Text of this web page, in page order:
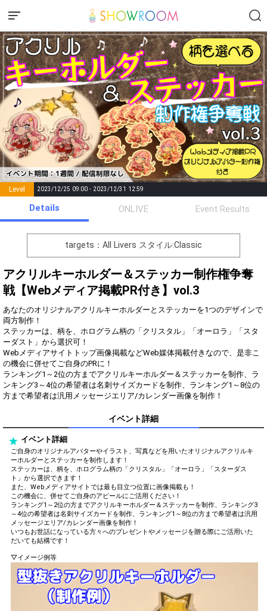
Level 2023/12/25 09:00 - 2023/12/31 12:59
Points List of Goal
number of
positions
Rema
0 Event Begins!
オリジナルアバター制作権獲
得！
Gifting
Throw gifts to the stage and join
the live performance.
First, try throwing free Stars
(once a day)! You can also charge
Show Gold to purchase gifts
(available from 1 JPY)! When you
continue to send gifts to the
performer(s), the performer's
popularity ranking and your
To cheer on performers, you can
To send performers paid items,
you must use Show Gold.
Comments
refrain from posting comments
other users.
Close
Details ONLIVE Event Results
targets：All Livers スタイル:Classic
アクリルキーホルダー＆ステッカー制作権争奪
戦【Webメディア掲載PR付き】vol.3
あなたのオリジナルアクリルキーホルダーとステッカーを1つのデザインで
両方制作！
ステッカーは、柄を、ホログラム柄の「クリスタル」「オーロラ」「スタ
ーダスト」から選択可！
Webメディアサイトトップ画像掲載などWeb媒体掲載付きなので、是非こ
の機会に併せてご自身のPRに！
ランキング1～2位の方までアクリルキーホルダー＆ステッカーを制作、ラ
ンキング3～4位の希望者は名刺サイズカードを制作、ランキング1～8位の
方まで希望者は汎用メッセージエリア/カレンダー画像を制作！
イベント詳細
イベント詳細
ご自身のオリジナルアバターやイラスト、写真などを用いたオリジナルアクリルキ
ーホルダーとステッカーを制作します！
ステッカーは、柄を、ホログラム柄の「クリスタル」「オーロラ」「スターダス
ト」から選択できます！
また、Webメディアサイトでは最も目立つ位置に画像掲載も！
この機会に、併せてご自身のアピールにご活用ください！
ランキング1～2位の方までアクリルキーホルダー＆ステッカーを制作、ランキング3
～4位の希望者は名刺サイズカードを制作、ランキング1～8位の方まで希望者は汎用
メッセージエリア/カレンダー画像を制作！
いつもお世話になっている方々へのプレゼントやメッセージを贈る際にご活用いた
だいても結構です！
▽イメージ例等